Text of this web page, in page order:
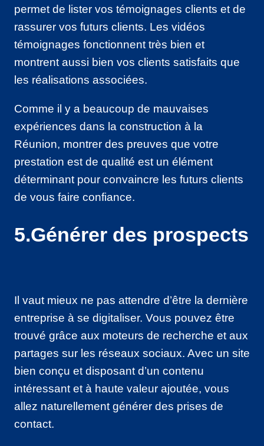
permet de lister vos témoignages clients et de
rassurer vos futurs clients. Les vidéos
témoignages fonctionnent très bien et
montrent aussi bien vos clients satisfaits que
les réalisations associées.
Comme il y a beaucoup de mauvaises
expériences dans la construction à la
Réunion, montrer des preuves que votre
prestation est de qualité est un élément
déterminant pour convaincre les futurs clients
de vous faire confiance.
5.Générer des prospects
Il vaut mieux ne pas attendre d’être la dernière
entreprise à se digitaliser. Vous pouvez être
trouvé grâce aux moteurs de recherche et aux
partages sur les réseaux sociaux. Avec un site
bien conçu et disposant d’un contenu
intéressant et à haute valeur ajoutée, vous
allez naturellement générer des prises de
contact.